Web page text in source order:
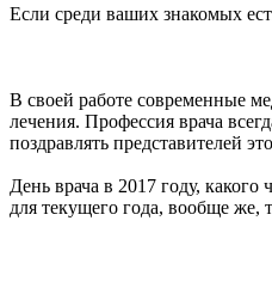
Если среди ваших знакомых
В своей работе современные
лечения. Профессия врача
поздравлять представителей
День врача в 2017 году,
для текущего года, вообще же,